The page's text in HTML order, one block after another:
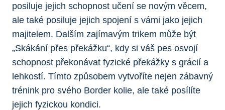
posiluje jejich schopnost učení se novým věcem,
ale také posiluje jejich spojení s vámi jako jejich
majitelem. Dalším zajímavým trikem může být
„Skákání přes překážku“, kdy si váš pes osvojí
schopnost překonávat fyzické překážky s grácií a
lehkostí. Tímto způsobem vytvoříte nejen zábavný
trénink pro svého Border kolie, ale také posílíte
jejich fyzickou kondici.